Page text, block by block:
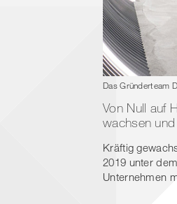
Das Gründerteam
Von Null auf
wachsen
Kräftig
2019 unter
Unternehmen